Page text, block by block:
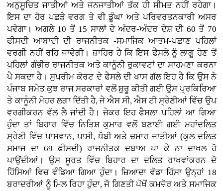
ਅਨੁਸੂਚਿਤ ਜਾਤੀਆਂ ਅਤੇ ਜਨਜਾਤੀਆਂ ਤੱਕ ਹੀ ਸੀਮਤ ਨਹੀਂ ਰਹੇਗਾ।
ਇਸ ਦਾ ਹੋਰ ਪਛੜੇ ਵਰਗ ਤੇ ਵੀ ਡੂੰਘਾ ਅਤੇ ਪਰਿਵਰਤਨਕਾਰੀ ਅਸਰ
ਪਵੇਗਾ। ਅਗਲੇ 10 ਤੋਂ 15 ਸਾਲਾਂ ਦੇ ਅੰਦਰ-ਅੰਦਰ ਦੇਸ਼ ਦੀ 60 ਤੋਂ 70
ਫੀਸਦੀ ਆਬਾਦੀ ਦੀ ਰਾਜਨੀਤਕ -ਸਮਾਜਿਕ ਆਤਮ-ਪਛਾਣ ਪਹਿਲਾਂ
ਵਰਗੀ ਨਹੀਂ ਰਹਿ ਜਾਵੇਗੀ। ਜ਼ਾਹਿਰ ਹੈ ਕਿ ਇਸ ਫੈਸਲੇ ਨੂੰ ਲਾਗੂ ਹੋਣ ਤੋਂ
ਪਹਿਲਾਂ ਗੰਭੀਰ ਰਾਜਨੀਤਕ ਅਤੇ ਕਾਨੂੰਨੀ ਰੁਕਾਵਟਾਂ ਦਾ ਸਾਹਮਣਾ ਕਰਨਾ
ਪੈ ਸਕਦਾ ਹੈ। ਸੁਪਰੀਮ ਕੋਰਟ ਦੇ ਫੈਸਲੇ ਦੀ ਖਾਸ ਗੱਲ ਇਹ ਹੈ ਕਿ ਉਸ ਨੇ
ਪੰਜਾਬ ਸਮੇਤ ਕੁਝ ਰਾਜ ਸਰਕਾਰਾਂ ਵਲੋਂ ਸ਼ੁਰੂ ਕੀਤੀ ਗਈ ਉਸ ਪ੍ਰਕਿਰਿਆ
ਤੇ ਕਾਨੂੰਨੀ ਮੋਹਰ ਲਗਾ ਦਿੱਤੀ ਹੈ, ਜੇ ਐਸ ਸੀ, ਐਸ ਟੀ ਸ੍ਰੇਣੀਆਂ ਵਿੱਚ ਉਪ
ਵਰਗੀਕਰਨ ਵੱਲ ਲੈ ਜਾਂਦੀ ਹੈ। ਜੇਕਰ ਇਹ ਫੈਸਲਾ ਪਹਿਲਾਂ ਆ ਗਿਆ
ਹੁੰਦਾ ਤਾਂ ਬਿਹਾਰ ਵਿੱਚ ਨਿਤਿਸ਼ ਕੁਮਾਰ ਵਲੋਂ ਬਣਾਈ ਗਈ ਮਹਾਂਦਲਿਤ
ਸ੍ਰੇਣੀ ਵਿੱਚ ਪਾਸਵਾਨ, ਪਾਸੀ, ਧੋਬੀ ਅਤੇ ਚਮਾਰ ਜਾਤੀਆਂ (ਕੁਲ ਦਲਿਤ
ਸਮਾਜ ਦਾ 69 ਫੀਸਦੀ) ਰਾਜਨੀਤਕ ਦਬਾਅ ਪਾ ਕੇ ਨਾ ਦਾਖਲ ਹੋ
ਪਾਉਂਦੀਆਂ। ਉਸ ਸੂਰਤ ਵਿੱਚ ਬਿਹਾਰ ਦਾ ਦਲਿਤ ਰਾਖਵਾਂਕਰਨ ਦੋ
ਹਿੱਸਿਆਂ ਵਿਚ ਵੰਡਿਆ ਗਿਆ ਹੁੰਦਾ। ਜ਼ਿਆਦਾ ਵੱਡਾ ਹਿੱਸਾ ਉਨ੍ਹਾਂ 18
ਬਰਾਦਰੀਆਂ ਨੂੰ ਮਿਲ ਰਿਹਾ ਹੁੰਦਾ, ਜੋ ਗਿਣਤੀ ਪੱਖੋਂ ਕਮਜ਼ੋਰ ਅਤੇ ਸਮਾਜਿਕ